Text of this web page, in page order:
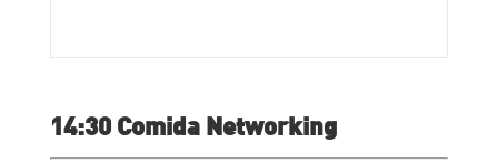
14:30 Comida Networking